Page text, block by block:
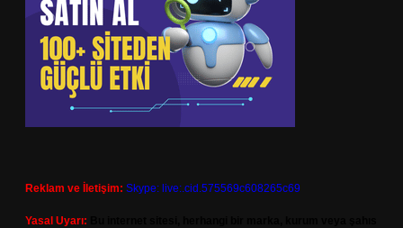
Reklam ve İletişim: Skype: live:.cid.575569c608265c69
Yasal Uyarı: